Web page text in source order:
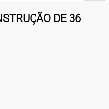
DE 36